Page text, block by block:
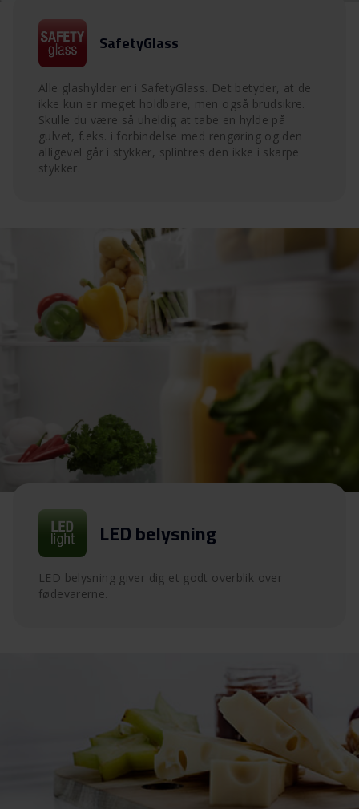
SafetyGlass
Alle glashylder er i SafetyGlass. Det betyder, at de
ikke kun er meget holdbare, men også brudsikre.
Skulle du være så uheldig at tabe en hylde på
gulvet, f.eks. i forbindelse med rengøring og den
alligevel går i stykker, splintres den ikke i skarpe
stykker.
LED belysning
LED belysning giver dig et godt overblik over
fødevarerne.